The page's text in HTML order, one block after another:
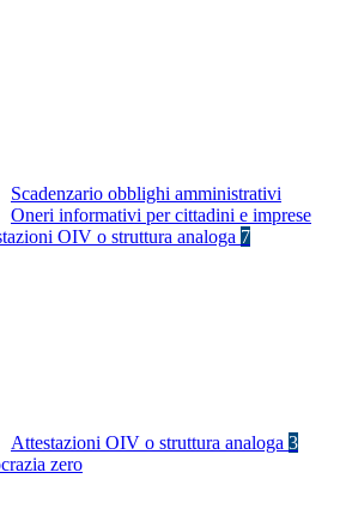
Scadenzario obblighi amministrativi
Oneri informativi per cittadini e imprese
OIV o struttura analoga 7
Attestazioni OIV o struttura analoga 3
zero